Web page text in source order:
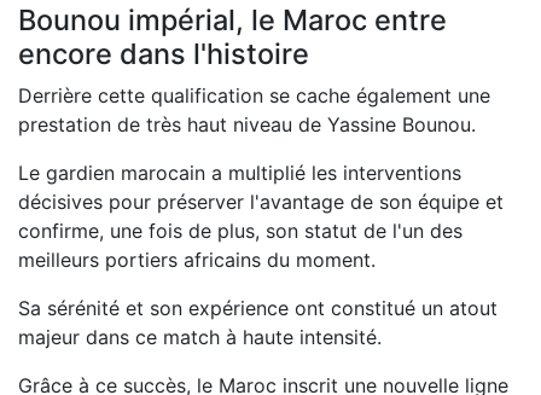
Bounou impérial, le Maroc entre
encore dans l'histoire
Derrière cette qualification se cache également une
prestation de très haut niveau de Yassine Bounou.
Le gardien marocain a multiplié les interventions
décisives pour préserver l'avantage de son équipe et
confirme, une fois de plus, son statut de l'un des
meilleurs portiers africains du moment.
Sa sérénité et son expérience ont constitué un atout
majeur dans ce match à haute intensité.
Grâce à ce succès, le Maroc inscrit une nouvelle ligne